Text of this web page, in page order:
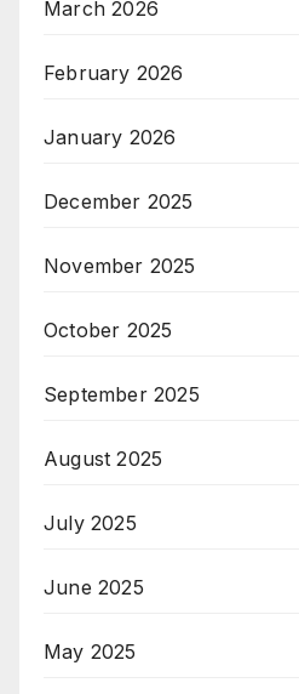
March 2026
February 2026
January 2026
December 2025
November 2025
October 2025
September 2025
August 2025
July 2025
June 2025
May 2025